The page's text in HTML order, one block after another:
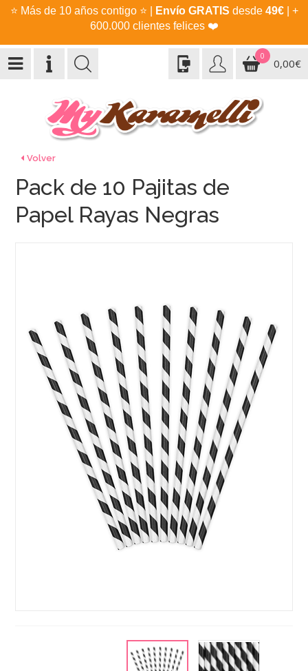
⭐ Más de 10 años contigo ⭐ Envío GRATIS desde 49€| +
600.000 clientes felices ❤️
0
0,00€
Volver
Pack de 10 Pajitas de
Papel Rayas Negras